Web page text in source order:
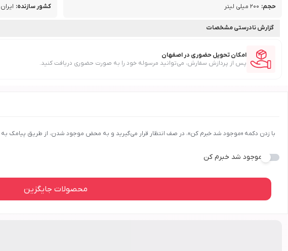
حجم: 200 میلی لیتر کشور سازنده: ایران
گزارش نادرستی مشخصات
امکان تحویل حضوری در اصفهان
پس از پردازش سفارش، می‌توانید مرسوله خود را به صورت حضوری دریافت کنید.
با زدن دکمه «موجود شد خبرم کن»، در صف انتظار قرار می‌گیرید و به محض موجود شدن، از طریق پیامک
موجود شد خبرم کن
محصولات جایگزین